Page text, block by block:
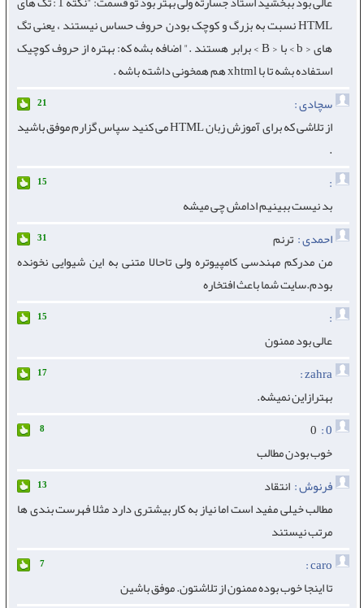
HTML نسبت به بزرگ و کوچک بودن حروف حساس نيستند ، يعنی تگ
های < b > با < B > برابر هستند ." اضافه بشه که: بهتره از حروف کوچیک
استفاده بشه تا با xhtml هم همخونی داشته باشه .
سچادی :
21
از تلاشی که برای آموزش زبان HTML می کنید سپاس گزارم موفق باشید
.
:
15
بد نیست ببینیم ادامش چی میشه
احمدی : ترنم 31
من مدرکم مهندسی کامپیوتره ولی تاحالا متنی به این شیوایی نخونده
بودم.سایت شما باعث افتخاره
:
15
عالی بود ممنون
zahra :
17
بهترازاین نمیشه.
0 :
0
8
خوب بودن مطالب
فرنوش : انتقاد 13
مطالب خیلی مفید است اما نیاز به کار بیشتری دارد مثلا فهرست بندی ها
مرتب نیستند
caro :
7
تا اینجا خوب بوده ممنون از تلاشتون. موفق باشین